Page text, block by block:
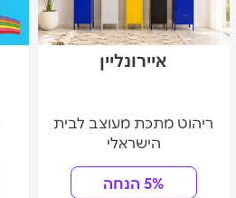
איירונליין
ריהוט מתכת מעוצב לבית
הישראלי
5% הנחה